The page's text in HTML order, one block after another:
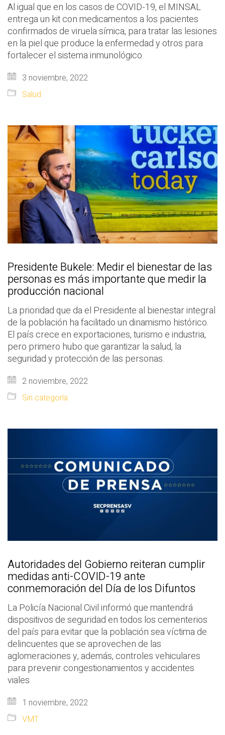
Al igual que en los casos de COVID-19, el MINSAL
entrega un kit con medicamentos a los pacientes
confirmados de viruela símica, para tratar las lesiones
en la piel que produce la enfermedad y otros para
fortalecer el sistema inmunológico.
3 noviembre, 2022
Salud
Presidente Bukele: Medir el bienestar de las
personas es más importante que medir la
producción nacional
La prioridad que da el Presidente al bienestar integral
de la población ha facilitado un dinamismo histórico.
El país crece en exportaciones, turismo e industria,
pero primero hubo que garantizar la salud, la
seguridad y protección de las personas.
2 noviembre, 2022
Sin categoría
Autoridades del Gobierno reiteran cumplir
medidas anti-COVID-19 ante
conmemoración del Día de los Difuntos
La Policía Nacional Civil informó que mantendrá
dispositivos de seguridad en todos los cementerios
del país para evitar que la población sea víctima de
delincuentes que se aprovechen de las
aglomeraciones y, además, controles vehiculares
para prevenir congestionamientos y accidentes
viales.
1 noviembre, 2022
VMT